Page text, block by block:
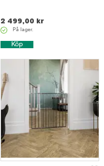
2 499,00 kr
På lager.
Köp